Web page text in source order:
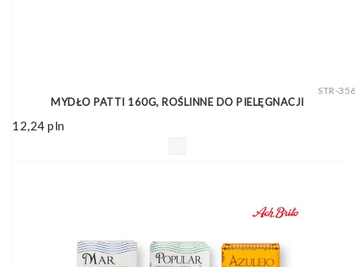
STR-
MYDŁO PATTI 160G, ROŚLINNE DO PIELĘGNACJI
12,24 pln